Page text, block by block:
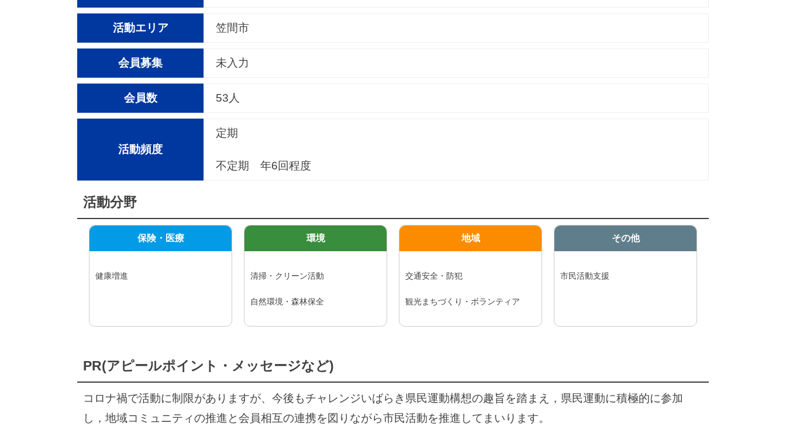
活動エリア 笠間市
会員募集 未入力
会員数 53人
活動頻度
定期
不定期 年6回程度
活動分野
保険・医療
健康増進
環境
清掃・クリーン活動
自然環境・森林保全
地域
交通安全・防犯
観光まちづくり・ボランティア
その他
市民活動支援
PR(アピールポイント・メッセージなど)
コロナ禍で活動に制限がありますが、今後もチャレンジいばらき県民運動構想の趣旨を踏まえ，県民運動に積極的に参加
し，地域コミュニティの推進と会員相互の連携を図りながら市民活動を推進してまいります。